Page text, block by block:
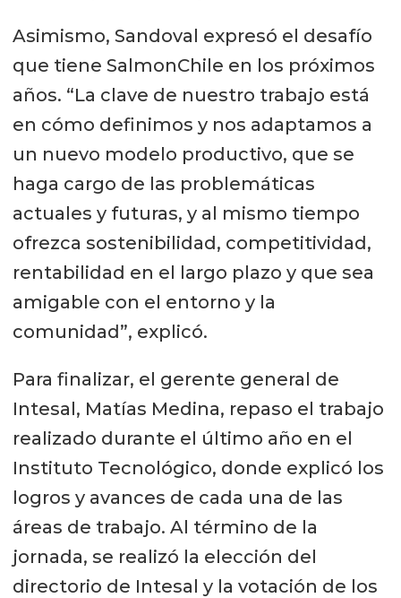
Asimismo, Sandoval expresó el desafío
que tiene SalmonChile en los próximos
años. “La clave de nuestro trabajo está
en cómo definimos y nos adaptamos a
un nuevo modelo productivo, que se
haga cargo de las problemáticas
actuales y futuras, y al mismo tiempo
ofrezca sostenibilidad, competitividad,
rentabilidad en el largo plazo y que sea
amigable con el entorno y la
comunidad”, explicó.
Para finalizar, el gerente general de
Intesal, Matías Medina, repaso el trabajo
realizado durante el último año en el
Instituto Tecnológico, donde explicó los
logros y avances de cada una de las
áreas de trabajo. Al término de la
jornada, se realizó la elección del
directorio de Intesal y la votación de los